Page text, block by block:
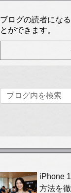
ブログの読者にな
とができます。
iPhone
方法を